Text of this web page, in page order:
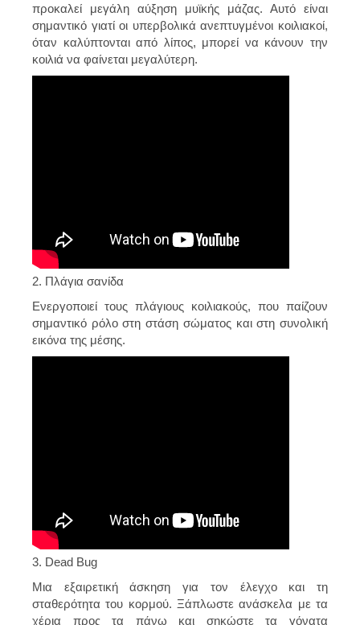
προκαλεί μεγάλη αύξηση μυϊκής μάζας. Αυτό είναι
σημαντικό γιατί οι υπερβολικά ανεπτυγμένοι κοιλιακοί,
όταν καλύπτονται από λίπος, μπορεί να κάνουν την
κοιλιά να φαίνεται μεγαλύτερη.
2. Πλάγια σανίδα
Ενεργοποιεί τους πλάγιους κοιλιακούς, που παίζουν
σημαντικό ρόλο στη στάση σώματος και στη συνολική
εικόνα της μέσης.
3. Dead Bug
Μια εξαιρετική άσκηση για τον έλεγχο και τη
σταθερότητα του κορμού. Ξάπλωστε ανάσκελα με τα
χέρια προς τα πάνω και σηκώστε τα γόνατα